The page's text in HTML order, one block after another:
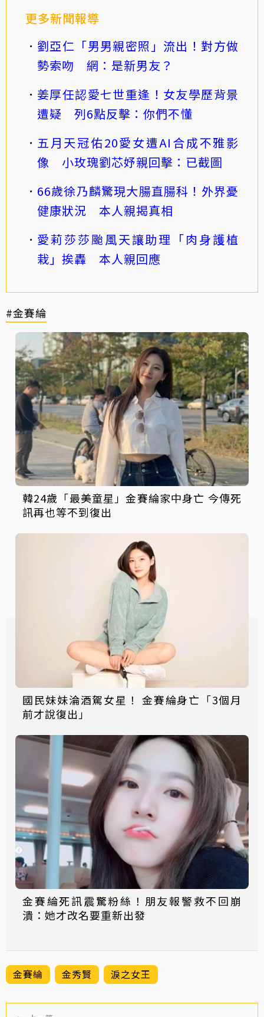
更多新聞報導
劉亞仁「男男親密照」流出！對方做
勢索吻 網：是新男友？
姜厚任認愛七世重逢！女友學歷背景
遭疑 列6點反擊：你們不懂
五月天冠佑20愛女遭AI合成不雅影
像 小玫瑰劉芯妤親回擊：已截圖
66歲徐乃麟驚現大腸直腸科！外界憂
健康狀況 本人親揭真相
愛莉莎莎颱風天讓助理「肉身護植
栽」挨轟 本人親回應
#金賽綸
韓24歲「最美童星」金賽綸家中身亡 今傳死
訊再也等不到復出
國民妹妹淪酒駕女星！ 金賽綸身亡「3個月
前才說復出」
金賽綸死訊震驚粉絲！朋友報警救不回崩
潰：她才改名要重新出發
金賽綸 金秀賢 淚之女王